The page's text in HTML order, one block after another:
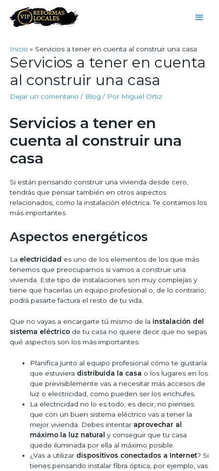
Inicio Servicios a tener en cuenta al construir una casa
Servicios a tener en cuenta
al construir una casa
Dejar un comentario / Blog / Por Miguel Ortiz
Servicios a tener en
cuenta al construir una
casa
Si están pensando construir una vivienda desde cero,
tendrás que pensar también en otros aspectos
relacionados, como la instalación eléctrica. Te contamos los
más importantes.
Aspectos energéticos
La electricidad es uno de los elementos de los que más
tenemos que preocuparnos si vamos a construir una
vivienda. Este tipo de instalaciones son muy complejas y
tiene que hacerlas un equipo profesional o, de lo contrario,
podrá pasarte factura el resto de tu vida.
Que no vayas a encargarte tú mismo de la instalación del
sistema eléctrico de tu casa no quiere decir que no sepas
qué aspectos son los más importantes:
Planifica junto al equipo profesional cómo te gustaría
que estuviera distribuida la casa o los lugares en los
que previsiblemente vas a necesitar más accesos de
luz o electricidad, como pueden ser los enchufes.
La electricidad no lo es todo, es decir, no pienses
que con un buen sistema eléctrico vas a tener la
mejor vivienda. Debes intentar aprovechar al
máximo la luz natural y conseguir que tu casa
quede iluminada por ella al máximo posible.
¿Vas a utilizar dispositivos conectados a Internet? Si
tienes pensando instalar fibra óptica, por ejemplo, vas